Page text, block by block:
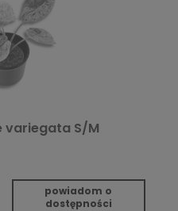
variegata S/M
powiadom o
dostępności